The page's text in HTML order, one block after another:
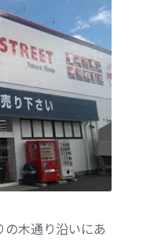
の木通り沿いにあ